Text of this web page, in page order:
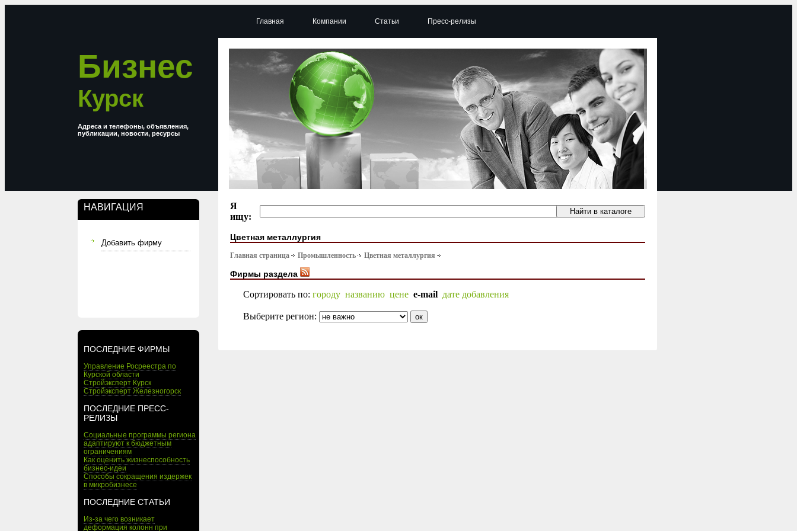
Бизнес
Курск
Адреса и телефоны, объявления,
публикации, новости, ресурсы
НАВИГАЦИЯ
Добавить фирму
ПОСЛЕДНИЕ ФИРМЫ
Управление Росреестра по
Курской области
Стройэксперт Курск
Стройэксперт Железногорск
ПОСЛЕДНИЕ ПРЕСС-
РЕЛИЗЫ
Социальные программы региона
адаптируют к бюджетным
ограничениям
Как оценить жизнеспособность
бизнес-идеи
Способы сокращения издержек
в микробизнесе
ПОСЛЕДНИЕ СТАТЬИ
Из-за чего возникает
деформация колонн при
Главная Компании Статьи Пресс-релизы
Я
ищу:
Цветная металлургия
Главная страница Промышленность Цветная металлургия
Фирмы раздела
Сортировать по: городу названию цене e-mail дате добавления
Выберите регион: